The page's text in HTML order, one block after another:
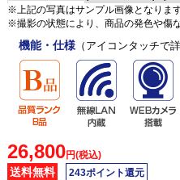
※上記の写真はサンプル画像となりま
※撮影の状態により、商品の発色や傷
機能・仕様（アイコンタッチで
26,800円(税込)
送料無料 243ポイント還元